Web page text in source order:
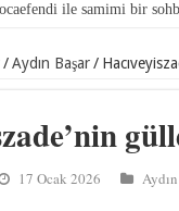
ile samimi bir
/ Aydın Başar /
17 Ocak 2026